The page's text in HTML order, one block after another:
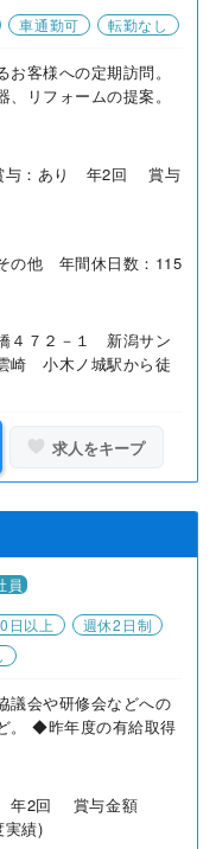
車通勤可 転勤なし
客様への定期訪問。
リフォームの提案。
与：あり 年2回 賞与
の他 年間休日数：115
４７２－１ 新潟サン
崎 小木ノ城駅から徒
求人をキープ
員
日以上
週休2日制
議会や研修会などへの
。 ◆昨年度の有給取得
年2回 賞与金額
実績)